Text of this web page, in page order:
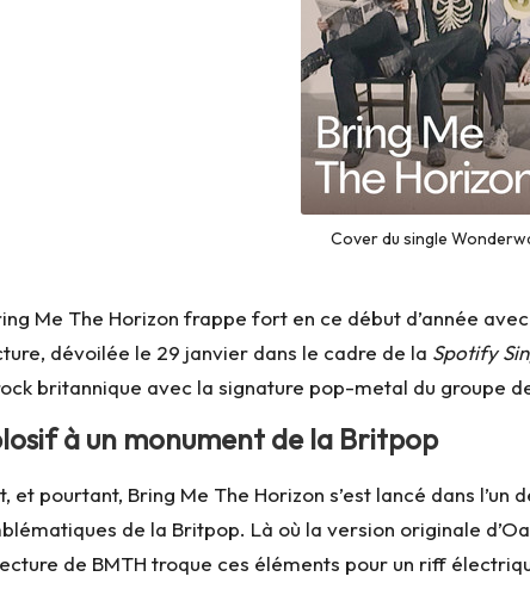
Cover du single
Me The Horizon frappe fort en ce début d’année
dévoilée le 29 janvier dans le cadre de la Spotify
britannique avec la signature pop-metal du groupe
à un monument de la Britpop
et pourtant, Bring Me The Horizon s’est lancé dans
de la Britpop. Là où la version originale
de BMTH troque ces éléments pour un riff